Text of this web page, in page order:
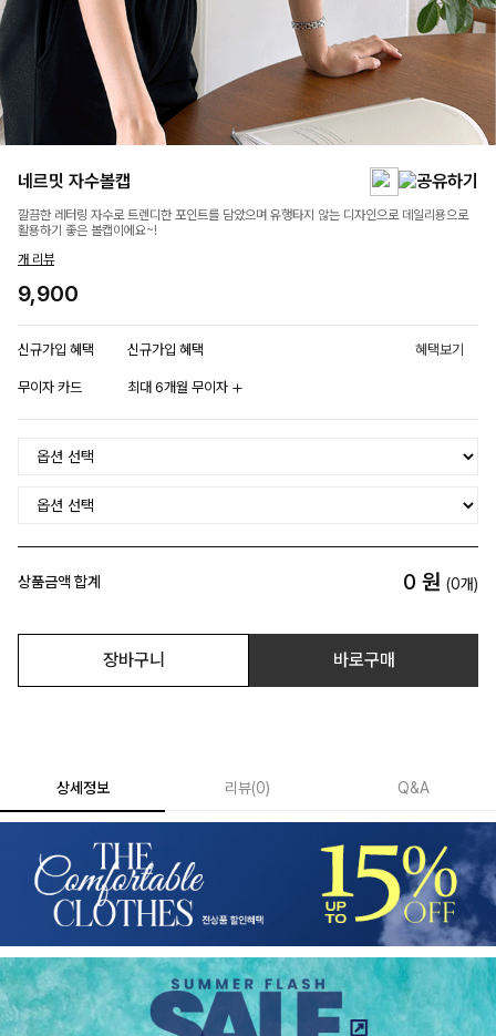
네르밋 자수볼캡
깔끔한 레터링 자수로 트렌디한 포인트를 담았으며 유행타지 않는 디자인으로 데일리용으로
활용하기 좋은 볼캡이에요~!
개 리뷰
9,900
신규가입 혜택 신규가입 혜택 혜택보기
무이자 카드 최대 6개월 무이자
상품금액 합계 0 원 (0개)
장바구니 바로구매
상세정보 리뷰(0) Q&A